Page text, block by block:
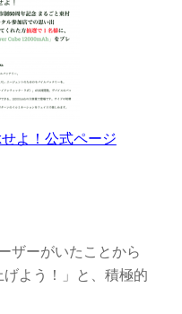
よ！公式ページ
ザーがいたことから
よう！」と、積極的